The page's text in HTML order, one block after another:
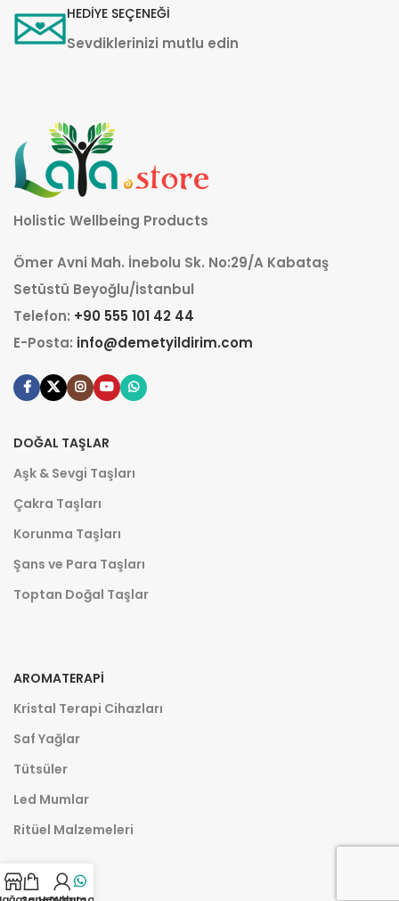
HEDİYE SEÇENEĞİ
Sevdiklerinizi mutlu edin
Holistic Wellbeing Products
Ömer Avni Mah. İnebolu Sk. No:29/A Kabataş
Setüstü Beyoğlu/İstanbul
Telefon: +90 555 101 42 44
E-Posta: info@demetyildirim.com
DOĞAL TAŞLAR
Aşk & Sevgi Taşları
Çakra Taşları
Korunma Taşları
Şans ve Para Taşları
Toptan Doğal Taşlar
AROMATERAPI
Kristal Terapi Cihazları
Saf Yağlar
Tütsüler
Led Mumlar
Ritüel Malzemeleri